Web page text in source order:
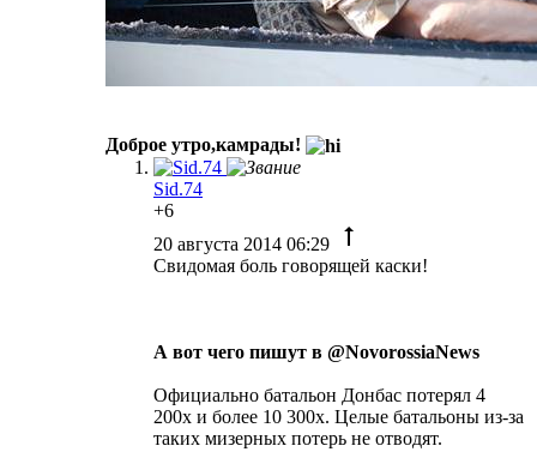
Доброе утро,камрады!
Sid.74
+6
20 августа 2014 06:29
Свидомая боль говорящей каски!
А вот чего пишут в @NovorossiaNews
Официально батальон Донбас потерял 4
200х и более 10 300х. Целые батальоны из-за
таких мизерных потерь не отводят.